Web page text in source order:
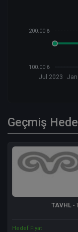
200.00 ₺
100.00 ₺
Jul 2023
Geçmiş
TAVHL -
Hedef Fiyat